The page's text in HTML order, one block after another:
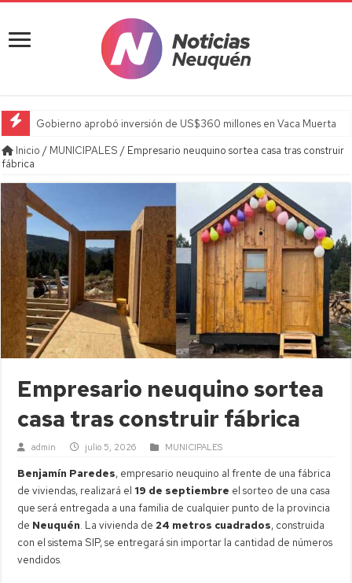
Gobierno aprobó inversión de US$360 millones en Vaca Muerta
Inicio / MUNICIPALES / Empresario neuquino sortea casa tras construir
fábrica
Empresario neuquino sortea
casa tras construir fábrica
admin julio 5, 2026 MUNICIPALES
Benjamín Paredes, empresario neuquino al frente de una fábrica
de viviendas, realizará el 19 de septiembre el sorteo de una casa
que será entregada a una familia de cualquier punto de la provincia
de Neuquén. La vivienda de 24 metros cuadrados, construida
con el sistema SIP, se entregará sin importar la cantidad de números
vendidos.